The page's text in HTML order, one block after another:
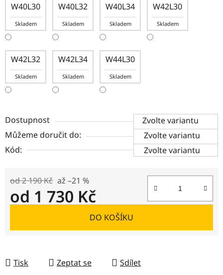
W40L30
Skladem
W40L32
Skladem
W40L34
Skladem
W42L30
Skladem
W42L32
Skladem
W42L34
Skladem
W44L30
Skladem
Dostupnost
Zvolte variantu
Můžeme doručit do:
Zvolte variantu
Kód:
Zvolte variantu
od 2 190 Kč až –21 %
od 1 730 Kč
DO KOŠÍKU
Tisk Zeptat se Sdílet